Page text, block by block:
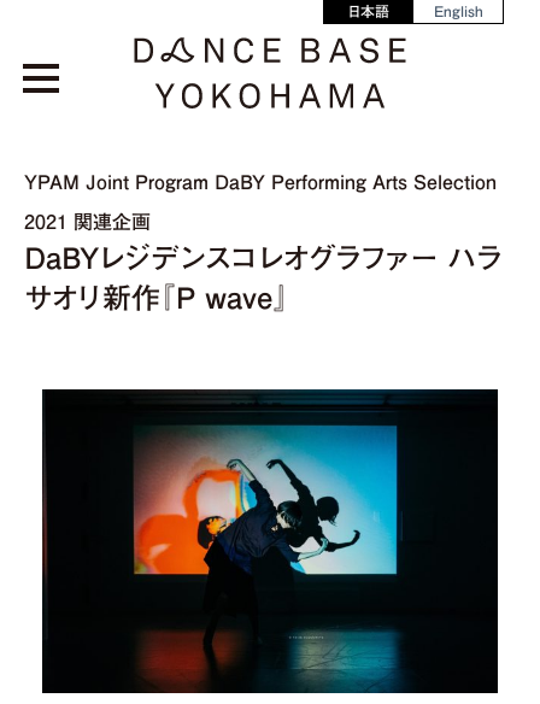
日本語 English
YPAM Joint Program DaBY Performing Arts Selection
2021 関連企画
DaBYレジデンスコレオグラファー ハラ
サオリ新作『P wave』